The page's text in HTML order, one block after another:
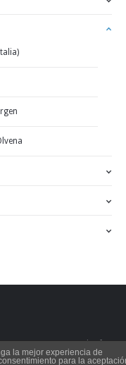
- PIRINEOS. Tel. y fax
501 073
la mejor experiencia de
para la